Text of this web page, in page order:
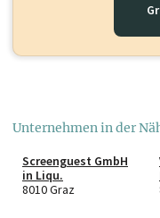
Unternehmen in der
Screenguest GmbH
in Liqu.
8010 Graz